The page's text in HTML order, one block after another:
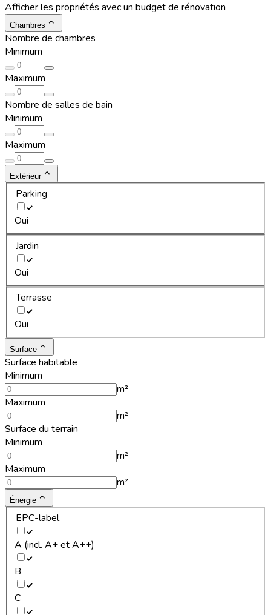
Afficher les propriétés avec un budget de rénovation
Chambres
Nombre de chambres
Minimum
Maximum
Nombre de salles de bain
Minimum
Maximum
Extérieur
Parking
Oui
Jardin
Oui
Terrasse
Oui
Surface
Surface habitable
Minimum
m²
Maximum
m²
Surface du terrain
Minimum
m²
Maximum
m²
Énergie
EPC-label
A (incl. A+ et A++)
B
C